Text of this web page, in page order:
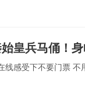
皇兵马俑！